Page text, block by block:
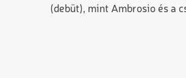
(debüt), mint Ambrosio és a